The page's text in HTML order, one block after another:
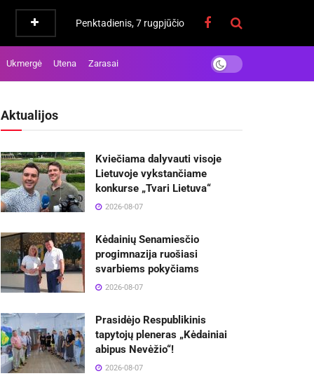
Penktadienis, 7 rugpjūčio
Ukmergė Utena Zarasai
Aktualijos
Kviečiama dalyvauti visoje
Lietuvoje vykstančiame
konkurse „Tvari Lietuva“
2026-08-07
Kėdainių Senamiesčio
progimnazija ruošiasi
svarbiems pokyčiams
2026-08-07
Prasidėjo Respublikinis
tapytojų pleneras „Kėdainiai
abipus Nevėžio“!
2026-08-07